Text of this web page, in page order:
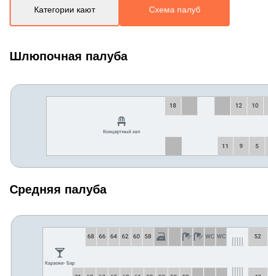
Категории кают Схема палуб
Шлюпочная палуба
Средняя палуба